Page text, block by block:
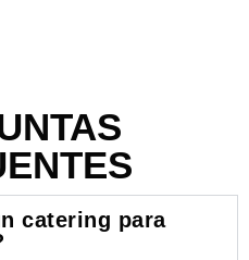
catering para